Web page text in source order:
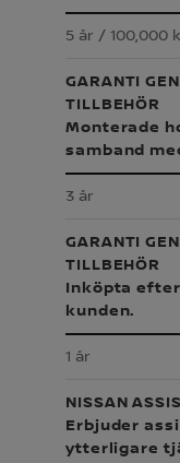
5 år / 100,000
GARANTI
TILLBEHÖR
Monterade
samband
3 år
GARANTI
TILLBEHÖR
Inköpta
kunden.
1 år
NISSAN
Erbjuder
ytterligare